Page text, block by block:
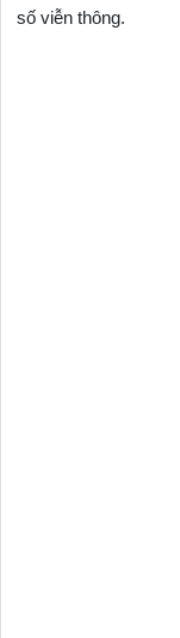
số viễn thông.